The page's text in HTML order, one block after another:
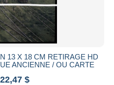
13 X 18 CM RETIRAGE HD
ANCIENNE / OU CARTE
$